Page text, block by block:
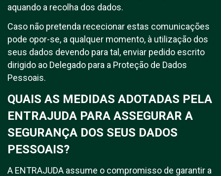
aquando a recolha dos dados.
Caso não pretenda rececionar estas comunicações
pode opor-se, a qualquer momento, à utilização dos
seus dados devendo para tal, enviar pedido escrito
dirigido ao Delegado para a Proteção de Dados
Pessoais.
QUAIS AS MEDIDAS ADOTADAS PELA
ENTRAJUDA PARA ASSEGURAR A
SEGURANÇA DOS SEUS DADOS
PESSOAIS?
A ENTRAJUDA assume o compromisso de garantir a